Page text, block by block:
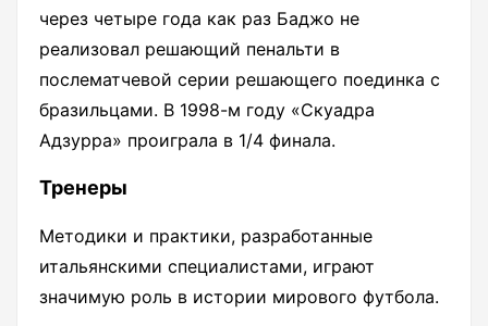
через четыре года как раз Баджо не
реализовал решающий пенальти в
послематчевой серии решающего поединка с
бразильцами. В 1998-м году «Скуадра
Адзурра» проиграла в 1/4 финала.
Тренеры
Методики и практики, разработанные
итальянскими специалистами, играют
значимую роль в истории мирового футбола.